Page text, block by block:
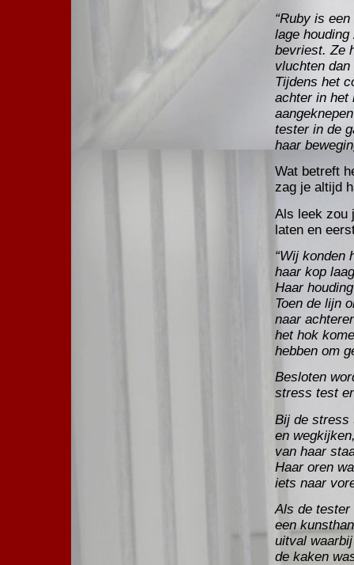
“Ruby is
lage
bevriest. Ze
vluchten
Tijdens het
achter in het
tester in de
haar
Wat betreft
zag je altijd
Als leek zou
laten en
“Wij konden
haar kop
Haar
Toen de lijn
naar
het hok
hebben om
Besloten
stress test
Bij de stress
en
van haar
Haar oren
iets naar
Als de tester
een
uitval
de kaken